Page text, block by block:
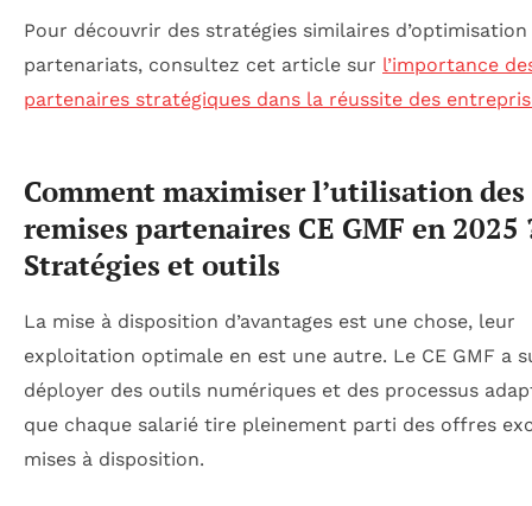
Pour découvrir des stratégies similaires d’optimisation
partenariats, consultez cet article sur l’importance
partenaires stratégiques dans la réussite des
Comment maximiser l’utilisation des
remises partenaires CE GMF en 2025
Stratégies et outils
La mise à disposition d’avantages est une chose, leur
exploitation optimale en est une autre. Le CE GMF a
déployer des outils numériques et des processus
que chaque salarié tire pleinement parti des offres
mises à disposition.